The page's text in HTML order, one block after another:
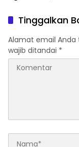
Tinggalkan
Alamat email Anda
wajib ditandai *